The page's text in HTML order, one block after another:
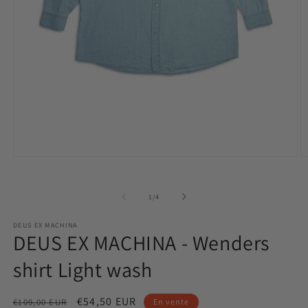
fenêtre
1 /de4
DEUS EX MACHINA
DEUS EX MACHINA - Wenders
shirt Light wash
Prix
€109,00 EUR
Prix
€54,50 EUR En vente